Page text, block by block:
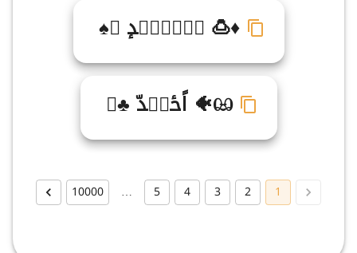
♦🍮 اࣴحࣻمࣷدٕ ♛♠
ඏ🐠 اًحٔمࣹدّ ♣☯
1
2
3
4
5
…
10000